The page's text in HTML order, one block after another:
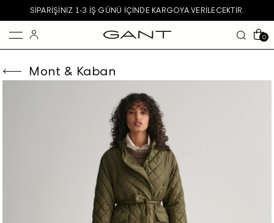
SIPARIŞINIZ 1-3 IŞ GÜNÜ IÇINDE KARGOYA VERILECEKTIR.
0
Mont & Kaban